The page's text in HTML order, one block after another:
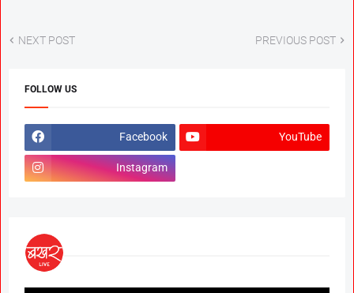
NEXT POST PREVIOUS POST
FOLLOW US
Facebook YouTube
Instagram